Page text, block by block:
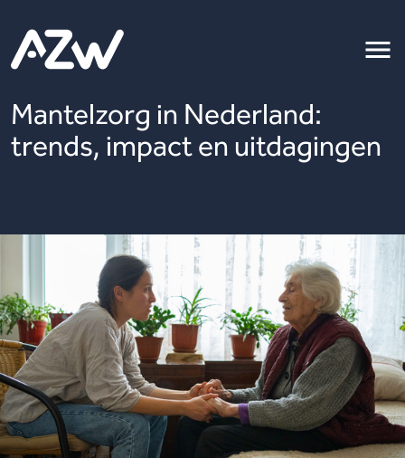
Mantelzorg in Nederland:
trends, impact en uitdagingen